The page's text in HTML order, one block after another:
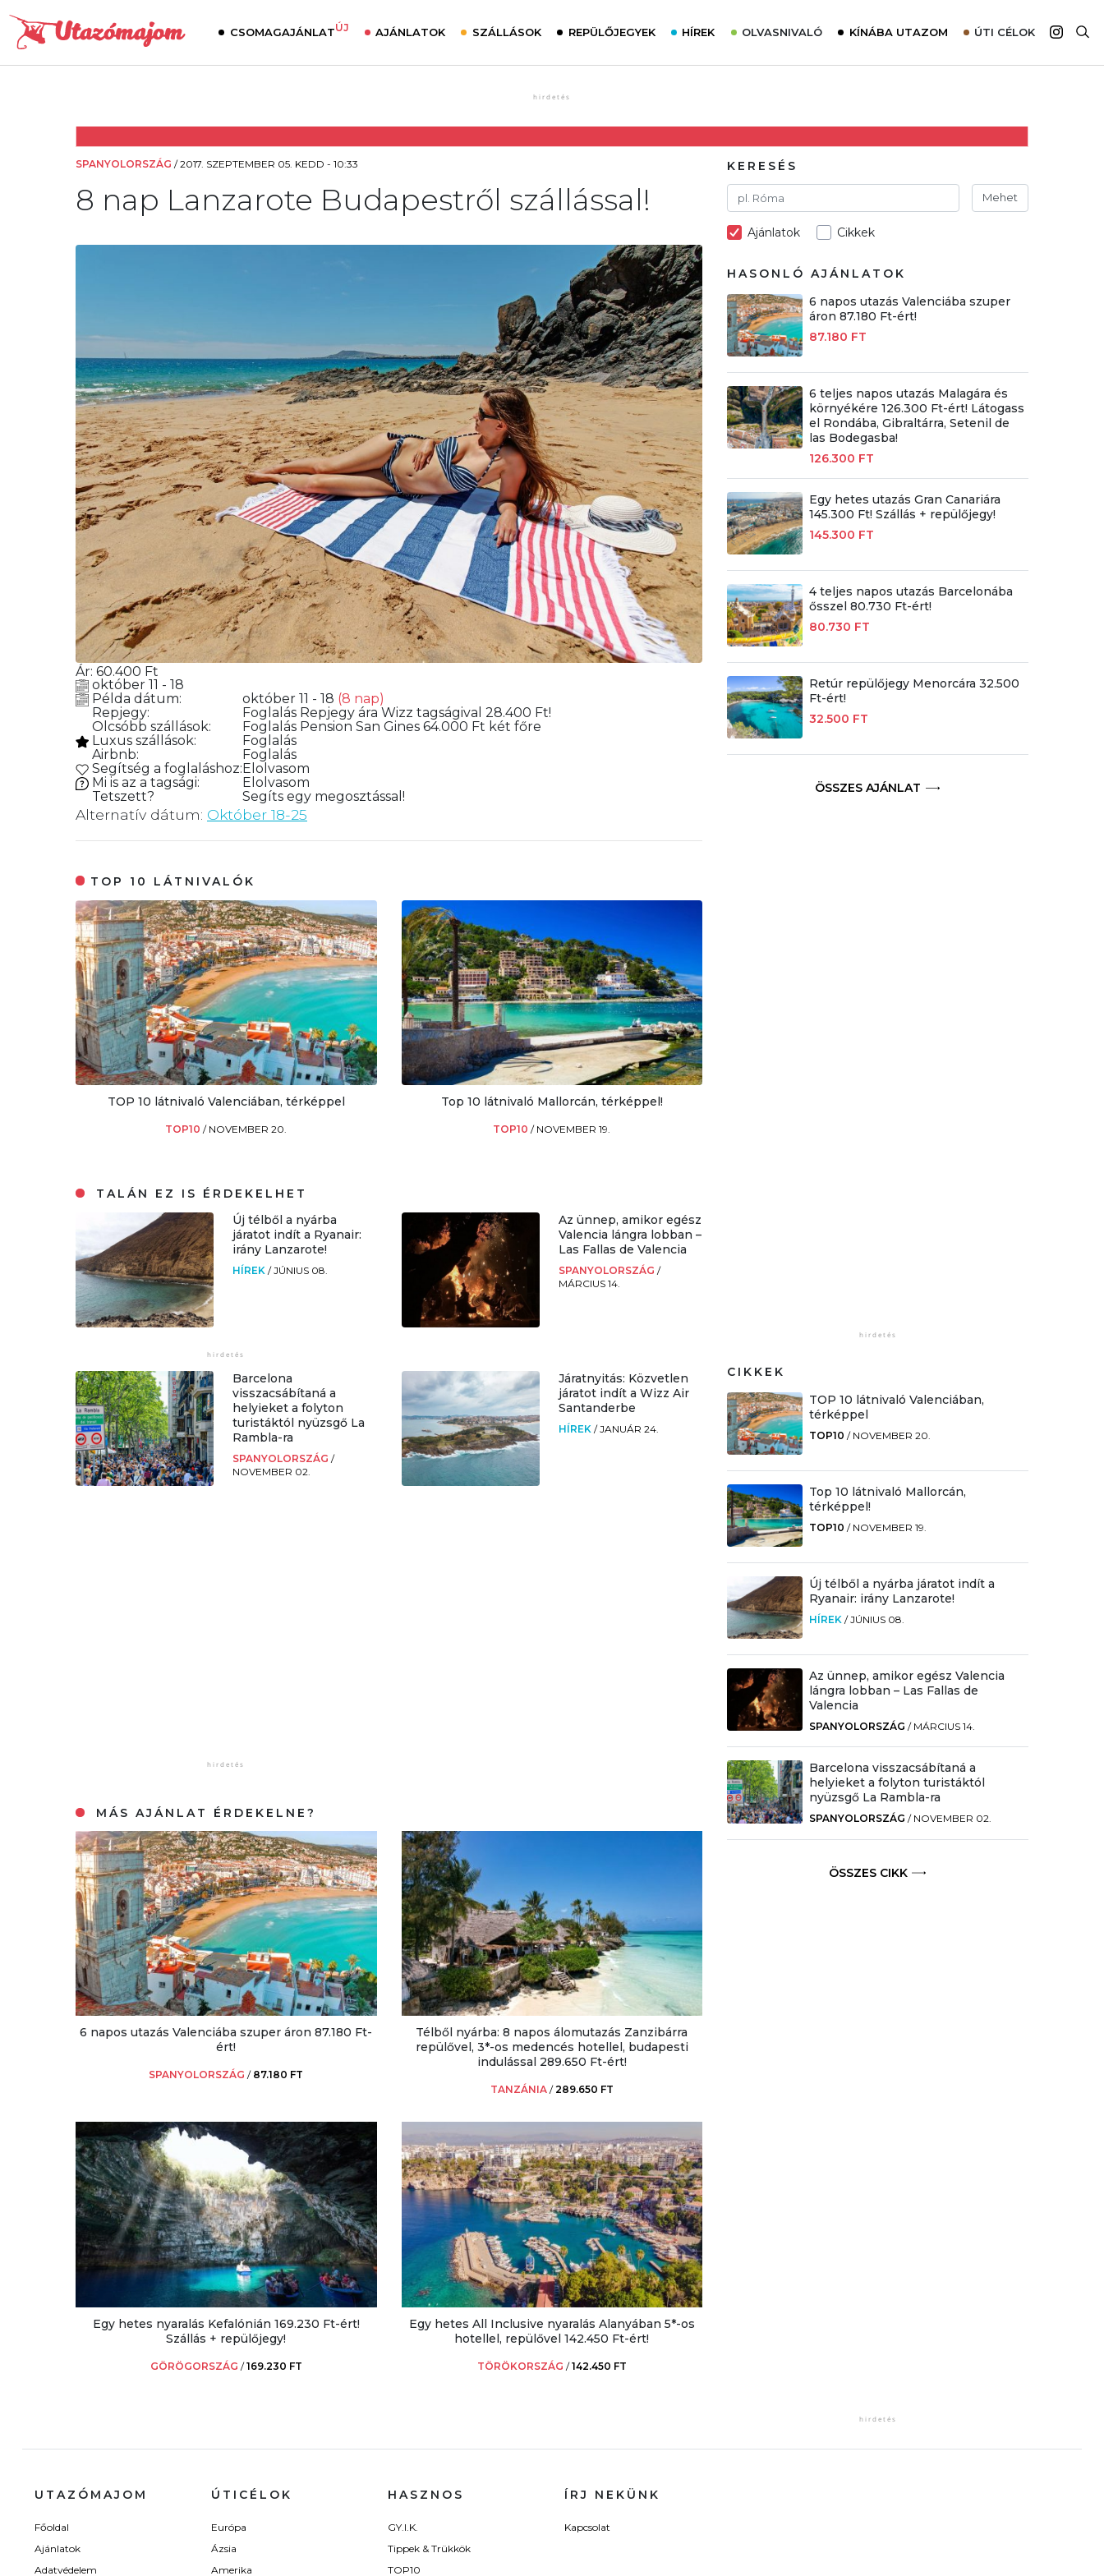
CSOMAGAJÁNLATÚJ AJÁNLATOK SZÁLLÁSOK REPÜLŐJEGYEK HÍREK OLVASNIVALÓ
Utazómajom – CitySIM kártya a világutazóknak
Élménybeszámolók
Szállodalátogatás
Sajtómegjelenések
KÍNÁBA UTAZOM ÚTI CÉLOK
Afrika
SPANYOLORSZÁG /2017. SZEPTEMBER 05. KEDD - 10:33
8 nap Lanzarote Budapestről szállással!
Ár: 60.400 Ft
október 11 - 18
Példa dátum:
október 11 - 18 (8 nap)
Repjegy:
Foglalás Repjegy ára Wizz tagságival 28.400 Ft!
Olcsóbb szállások:
Foglalás Pension San Gines 64.000 Ft két főre
Luxus szállások:
Foglalás
Airbnb:
Foglalás
Segítség a foglaláshoz:Elolvasom
Mi is az a tagsági:
Elolvasom
Tetszett?
Segíts egy megosztással!
Alternatív dátum: Október 18-25
TOP 10 LÁTNIVALÓK
TOP 10 látnivaló Valenciában, térképpel
TOP10/ NOVEMBER 20.
Top 10 látnivaló Mallorcán, térképpel!
TOP10/ NOVEMBER 19.
TALÁN EZ IS ÉRDEKELHET
Új télből a nyárba
járatot indít a Ryanair:
irány Lanzarote!
HÍREK/JÚNIUS 08.
Az ünnep, amikor egész
Valencia lángra lobban –
Las Fallas de Valencia
SPANYOLORSZÁG /
MÁRCIUS 14.
Barcelona
visszacsábítaná a
helyieket a folyton
turistáktól nyüzsgő La
Rambla-ra
SPANYOLORSZÁG/
NOVEMBER 02.
Járatnyitás: Közvetlen
járatot indít a Wizz Air
Santanderbe
HÍREK /JANUÁR 24.
MÁS AJÁNLAT ÉRDEKELNE?
6 napos utazás Valenciába szuper áron 87.180 Ft-
ért!
SPANYOLORSZÁG / 87.180 FT
Télből nyárba: 8 napos álomutazás Zanzibárra
repülővel, 3*-os medencés hotellel, budapesti
indulással 289.650 Ft-ért!
TANZÁNIA /289.650 FT
Egy hetes nyaralás Kefalónián 169.230 Ft-ért!
Szállás + repülőjegy!
GÖRÖGORSZÁG /169.230 FT
Egy hetes All Inclusive nyaralás Alanyában 5*-os
hotellel, repülővel 142.450 Ft-ért!
TÖRÖKORSZÁG /142.450 FT
KERESÉS
Mehet
Ajánlatok Cikkek
HASONLÓ AJÁNLATOK
6 napos utazás Valenciába szuper
áron 87.180 Ft-ért!
87.180 FT
6 teljes napos utazás Malagára és
környékére 126.300 Ft-ért! Látogass
el Rondába, Gibraltárra, Setenil de
las Bodegasba!
126.300 FT
Egy hetes utazás Gran Canariára
145.300 Ft! Szállás + repülőjegy!
145.300 FT
4 teljes napos utazás Barcelonába
ősszel 80.730 Ft-ért!
80.730 FT
Retúr repülőjegy Menorcára 32.500
Ft-ért!
32.500 FT
ÖSSZES AJÁNLAT
CIKKEK
TOP 10 látnivaló Valenciában,
térképpel
TOP10 / NOVEMBER 20.
Top 10 látnivaló Mallorcán,
térképpel!
TOP10 / NOVEMBER 19.
Új télből a nyárba járatot indít a
Ryanair: irány Lanzarote!
HÍREK /JÚNIUS 08.
Az ünnep, amikor egész Valencia
lángra lobban – Las Fallas de
Valencia
SPANYOLORSZÁG / MÁRCIUS 14.
Barcelona visszacsábítaná a
helyieket a folyton turistáktól
nyüzsgő La Rambla-ra
SPANYOLORSZÁG / NOVEMBER 02.
ÖSSZES CIKK
UTAZÓMAJOM
Főoldal
Ajánlatok
Adatvédelem
ÚTICÉLOK
Európa
Ázsia
Amerika
HASZNOS
GY.I.K.
Tippek & Trükkök
TOP10
ÍRJ NEKÜNK
Kapcsolat